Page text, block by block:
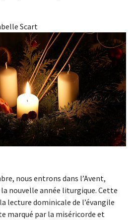
Scart
nous entrons dans l’Avent,
nouvelle année liturgique. Cette
lecture dominicale de l’évangile
marqué par la miséricorde et